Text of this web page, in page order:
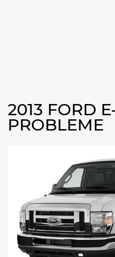
2013 FORD
PROBLEME